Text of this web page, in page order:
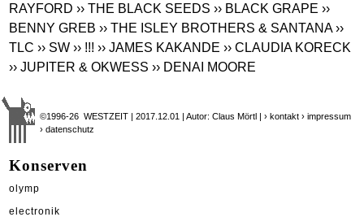
RAYFORD ›› THE BLACK SEEDS ›› BLACK GRAPE ››
BENNY GREB ›› THE ISLEY BROTHERS & SANTANA ››
TLC ›› SW ›› !!! ›› JAMES KAKANDE ›› CLAUDIA KORECK
›› JUPITER & OKWESS ›› DENAI MOORE
©1996-26 WESTZEIT | 2017.12.01 | Autor: Claus Mörtl |› kontakt › impressum
› datenschutz
Konserven
olymp
electronik